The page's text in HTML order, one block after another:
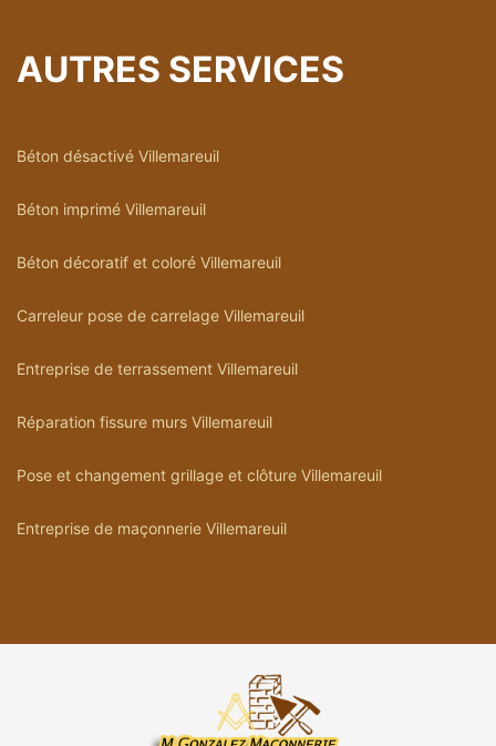
AUTRES SERVICES
Béton désactivé Villemareuil
Béton imprimé Villemareuil
Béton décoratif et coloré Villemareuil
Carreleur pose de carrelage Villemareuil
Entreprise de terrassement Villemareuil
Réparation fissure murs Villemareuil
Pose et changement grillage et clôture Villemareuil
Entreprise de maçonnerie Villemareuil